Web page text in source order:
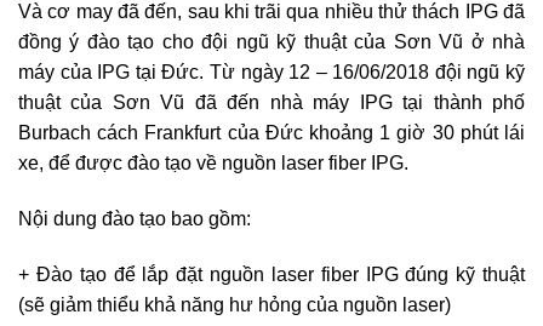
Và cơ may đã đến, sau khi trãi qua nhiều thử thách IPG đã
đồng ý đào tạo cho đội ngũ kỹ thuật của Sơn Vũ ở nhà
máy của IPG tại Đức. Từ ngày 12 – 16/06/2018 đội ngũ kỹ
thuật của Sơn Vũ đã đến nhà máy IPG tại thành phố
Burbach cách Frankfurt của Đức khoảng 1 giờ 30 phút lái
xe, để được đào tạo về nguồn laser fiber IPG.
Nội dung đào tạo bao gồm:
+ Đào tạo để lắp đặt nguồn laser fiber IPG đúng kỹ thuật
(sẽ giảm thiểu khả năng hư hỏng của nguồn laser)